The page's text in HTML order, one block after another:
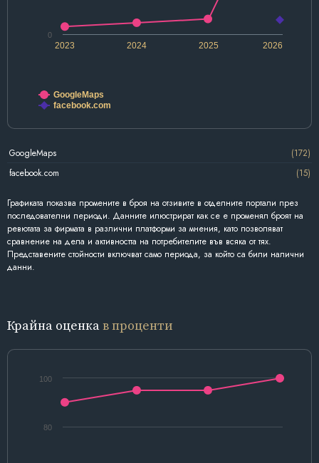
2024 2026
2023 2025
0
GoogleMaps
facebook.com
GoogleMaps
(172)
facebook.com
(15)
Графиката показва промените в броя на отзивите в отделните портали през
последователни периоди. Данните илюстрират как се е променял броят на
ревютата за фирмата в различни платформи за мнения, като позволяват
сравнение на дела и активността на потребителите във всяка от тях.
Представените стойности включват само периода, за който са били налични
данни.
Крайна оценкав проценти
80
100